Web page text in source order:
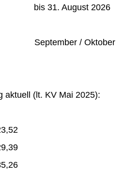
bis 31. August 2026
/ Oktober
aktuell (lt. KV Mai 2025):